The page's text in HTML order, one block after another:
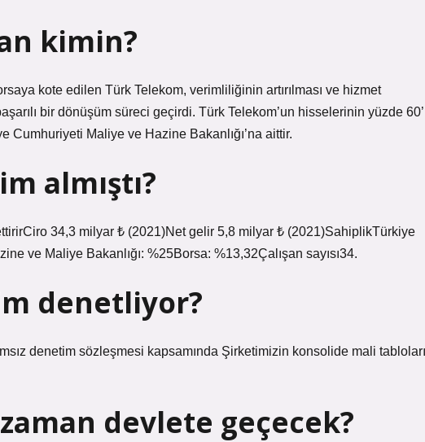
kimin?
kote edilen Türk Telekom, verimliliğinin artırılması ve hizmet
bir dönüşüm süreci geçirdi. Türk Telekom’un hisselerinin yüzde
Cumhuriyeti Maliye ve Hazine Bakanlığı’na aittir.
almıştı?
34,3 milyar ₺ (2021)Net gelir 5,8 milyar ₺ (2021)SahiplikTürkiye
ve Maliye Bakanlığı: %25Borsa: %13,32Çalışan sayısı34.
denetliyor?
denetim sözleşmesi kapsamında Şirketimizin konsolide mali tabloları
devlete geçecek?